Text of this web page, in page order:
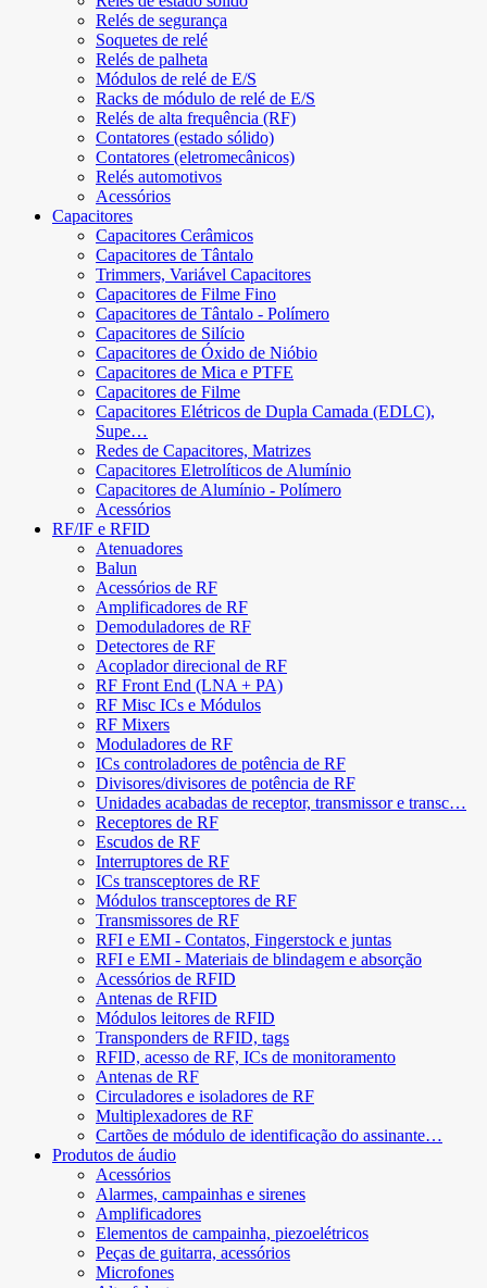
Relés de segurança
Soquetes de relé
Relés de palheta
Módulos de relé de E/S
Racks de módulo de relé de E/S
Relés de alta frequência (RF)
Contatores (estado sólido)
Contatores (eletromecânicos)
Relés automotivos
Acessórios
Capacitores
Capacitores Cerâmicos
Capacitores de Tântalo
Trimmers, Variável Capacitores
Capacitores de Filme Fino
Capacitores de Tântalo - Polímero
Capacitores de Silício
Capacitores de Óxido de Nióbio
Capacitores de Mica e PTFE
Capacitores de Filme
Capacitores Elétricos de Dupla Camada (EDLC),
Supe…
Redes de Capacitores, Matrizes
Capacitores Eletrolíticos de Alumínio
Capacitores de Alumínio - Polímero
Acessórios
RF/IF e RFID
Atenuadores
Balun
Acessórios de RF
Amplificadores de RF
Demoduladores de RF
Detectores de RF
Acoplador direcional de RF
RF Front End (LNA + PA)
RF Misc ICs e Módulos
RF Mixers
Moduladores de RF
ICs controladores de potência de RF
Divisores/divisores de potência de RF
Unidades acabadas de receptor, transmissor e transc…
Receptores de RF
Escudos de RF
Interruptores de RF
ICs transceptores de RF
Módulos transceptores de RF
Transmissores de RF
RFI e EMI - Contatos, Fingerstock e juntas
RFI e EMI - Materiais de blindagem e absorção
Acessórios de RFID
Antenas de RFID
Módulos leitores de RFID
Transponders de RFID, tags
RFID, acesso de RF, ICs de monitoramento
Antenas de RF
Circuladores e isoladores de RF
Multiplexadores de RF
Cartões de módulo de identificação do assinante…
Produtos de áudio
Acessórios
Alarmes, campainhas e sirenes
Amplificadores
Elementos de campainha, piezoelétricos
Peças de guitarra, acessórios
Microfones